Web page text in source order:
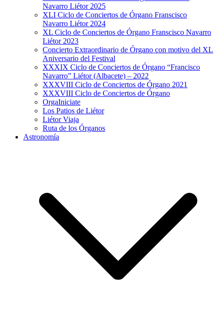
Navarro Liétor 2025
XLI Ciclo de Conciertos de Órgano Franscisco
Navarro Liétor 2024
XL Ciclo de Conciertos de Órgano Franscisco Navarro
Liétor 2023
Concierto Extraordinario de Órgano con motivo del XL
Aniversario del Festival
XXXIX Ciclo de Conciertos de Órgano “Francisco
Navarro” Liétor (Albacete) – 2022
XXXVIII Ciclo de Conciertos de Órgano 2021
XXXVIII Ciclo de Conciertos de Órgano
OrgaIniciate
Los Patios de Liétor
Liétor Viaja
Ruta de los Órganos
Astronomía